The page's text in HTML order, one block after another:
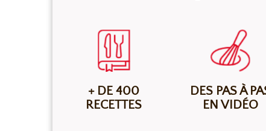
+ DE 400
RECETTES
DES PAS À
EN VIDÉO